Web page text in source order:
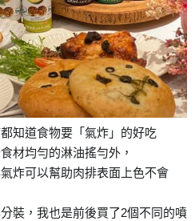
知道食物要「氣炸」的好吃
材均勻的淋油搖勻外，
炸可以幫助肉排表面上色不會
裝，我也是前後買了2個不同的噴